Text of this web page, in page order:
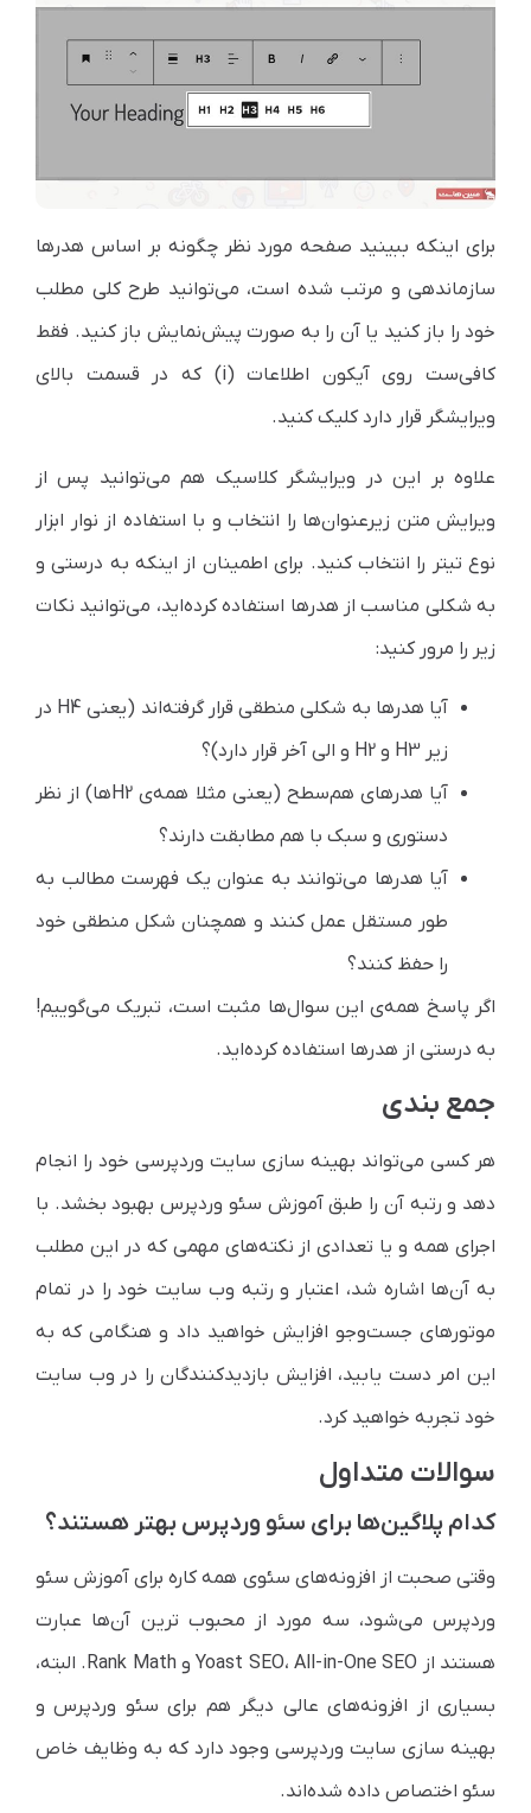
برای اینکه ببینید صفحه مورد نظر چگونه بر اساس هدرها
سازماندهی و مرتب شده است، می‌توانید طرح کلی مطلب
خود را باز کنید یا آن را به صورت پیش‌نمایش باز کنید. فقط
کافی‌ست روی آیکون اطلاعات (i) که در قسمت بالای
ویرایشگر قرار دارد کلیک کنید.
علاوه بر این در ویرایشگر کلاسیک هم می‌توانید پس از
ویرایش متن زیرعنوان‌ها را انتخاب و با استفاده از نوار ابزار
نوع تیتر را انتخاب کنید. برای اطمینان از اینکه به درستی و
به شکلی مناسب از هدرها استفاده کرده‌اید، می‌توانید نکات
زیر را مرور کنید:
آیا هدرها به شکلی منطقی قرار گرفته‌اند (یعنی H4 در
زیر H3 و H2 و الی آخر قرار دارد)؟
آیا هدرهای هم‌سطح (یعنی مثلا همه‌ی H2ها) از نظر
دستوری و سبک با هم مطابقت دارند؟
آیا هدرها می‌توانند به عنوان یک فهرست مطالب به
طور مستقل عمل کنند و همچنان شکل منطقی خود
را حفظ کنند؟
اگر پاسخ همه‌ی این سوال‌ها مثبت است، تبریک می‌گوییم!
به درستی از هدرها استفاده کرده‌اید.
جمع بندی
هر کسی می‌تواند بهینه سازی سایت وردپرسی خود را انجام
دهد و رتبه آن را طبق آموزش سئو وردپرس بهبود بخشد. با
اجرای همه و یا تعدادی از نکته‌های مهمی که در این مطلب
به آن‌ها اشاره شد، اعتبار و رتبه وب سایت خود را در تمام
موتورهای جست‌وجو افزایش خواهید داد و هنگامی که به
این امر دست یابید، افزایش بازدیدکنندگان را در وب سایت
خود تجربه خواهید کرد.
سوالات متداول
کدام پلاگین‌ها برای سئو وردپرس بهتر هستند؟
وقتی صحبت از افزونه‌های سئوی همه کاره برای آموزش سئو
وردپرس می‌شود، سه مورد از محبوب ترین آن‌ها عبارت
هستند از Yoast SEO، All-in-One SEO و Rank Math. البته،
بسیاری از افزونه‌های عالی دیگر هم برای سئو وردپرس و
بهینه سازی سایت وردپرسی وجود دارد که به وظایف خاص
سئو اختصاص داده شده‌اند.